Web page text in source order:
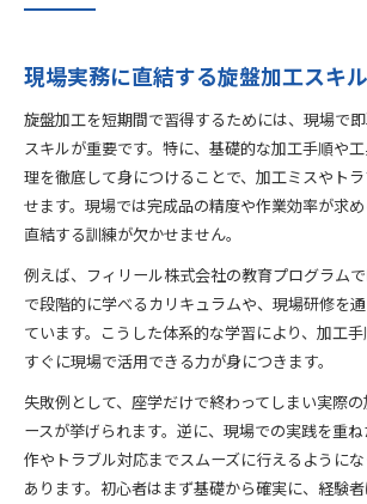
現場実務に直結する旋盤加工スキ
旋盤加工を短期間で習得するためには、現場で
スキルが重要です。特に、基礎的な加工手順や
理を徹底して身につけることで、加工ミスやト
せます。現場では完成品の精度や作業効率が求
直結する訓練が欠かせません。
例えば、フィリール株式会社の教育プログラム
で段階的に学べるカリキュラムや、現場研修を
ています。こうした体系的な学習により、加工手
すぐに現場で活用できる力が身につきます。
失敗例として、座学だけで終わってしまい実際
ースが挙げられます。逆に、現場での実践を重
作やトラブル対応までスムーズに行えるように
あります。初心者はまず基礎から確実に、経験